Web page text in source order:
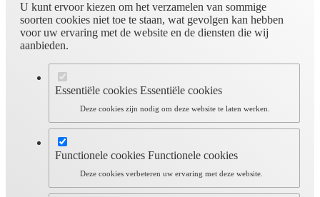
U kunt ervoor kiezen om het verzamelen van sommige
soorten cookies niet toe te staan, wat gevolgen kan hebben
voor uw ervaring met de website en de diensten die wij
aanbieden.
Essentiële cookies Essentiële cookies
Deze cookies zijn nodig om deze website te laten werken.
Functionele cookies Functionele cookies
Deze cookies verbeteren uw ervaring met deze website.